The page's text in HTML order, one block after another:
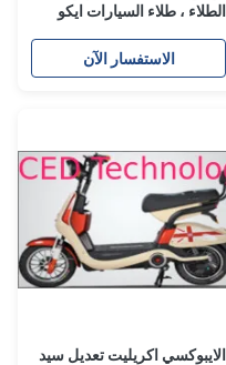
الطلاء ، طلاء السيارات ايكو
الاستفسار الآن
الايبوكسي اكريليت تعديل سيد